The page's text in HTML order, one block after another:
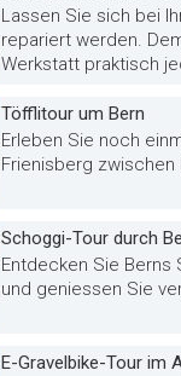
Lassen Sie sich bei
repariert werden.
Werkstatt praktisch
Töfflitour um Bern
Erleben Sie noch
Frienisberg zwischen
Schoggi-Tour durch
Entdecken Sie
und geniessen Sie
E-Gravelbike-Tour im